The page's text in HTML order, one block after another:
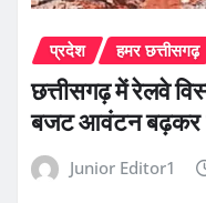
प्रदेश हमर छत्तीसगढ़
छत्तीसगढ़ में रेलवे
बजट आवंटन बढ़कर
Junior Editor1